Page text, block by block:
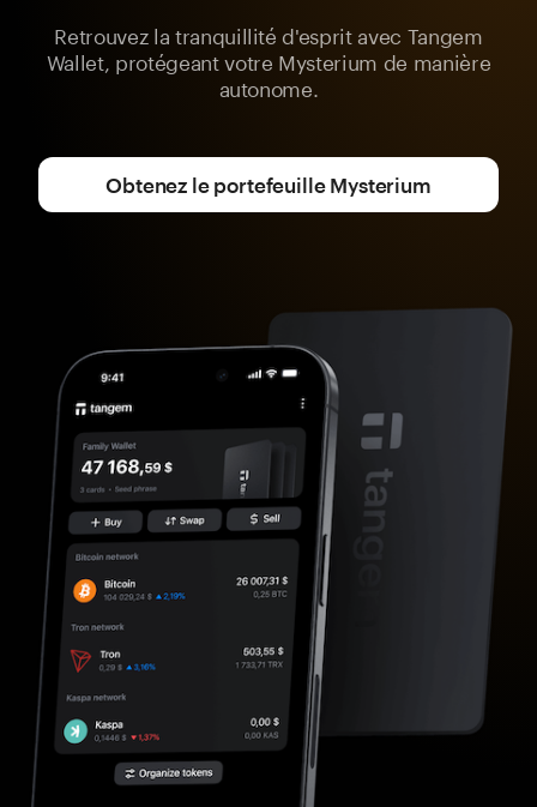
Retrouvez la tranquillité d'esprit avec Tangem
Wallet, protégeant votre Mysterium de manière
autonome.
Obtenez le portefeuille Mysterium